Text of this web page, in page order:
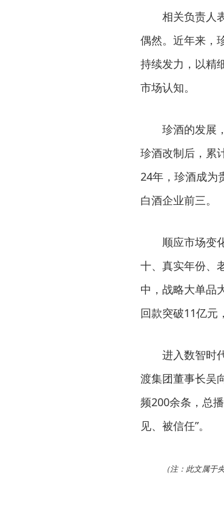
相关负责人
偶然。近年来，
持续发力，以精
市场认知。
珍酒的发展
珍酒改制后，累
24年，珍酒成为
白酒企业前三。
顺应市场变
十、真实年份、
中，战略大单品
回款突破11亿元
进入数智时
渡集团董事长吴
频200余条，总
见、被信任”。
（注：此文属于